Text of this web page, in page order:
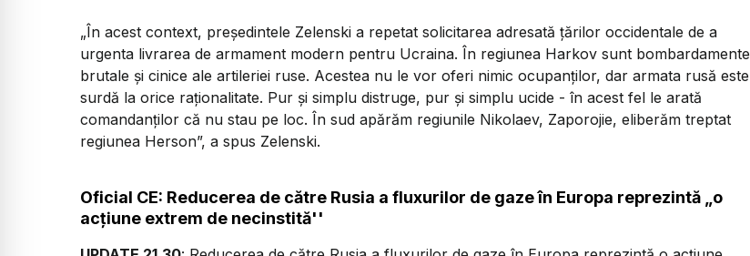
„În acest context, președintele Zelenski a repetat solicitarea adresată țărilor occidentale de a
urgenta livrarea de armament modern pentru Ucraina. În regiunea Harkov sunt bombardamente
brutale și cinice ale artileriei ruse. Acestea nu le vor oferi nimic ocupanților, dar armata rusă este
surdă la orice raționalitate. Pur și simplu distruge, pur și simplu ucide - în acest fel le arată
comandanților că nu stau pe loc. În sud apărăm regiunile Nikolaev, Zaporojie, eliberăm treptat
regiunea Herson”, a spus Zelenski.
Oficial CE: Reducerea de către Rusia a fluxurilor de gaze în Europa reprezintă „o
acţiune extrem de necinstită''